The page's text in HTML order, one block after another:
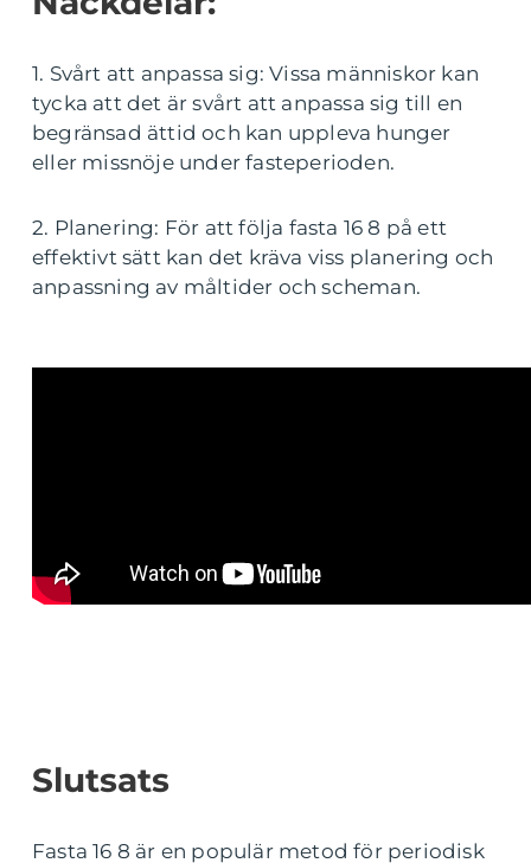
1. Svårt att anpassa sig: Vissa människor kan
tycka att det är svårt att anpassa sig till en
begränsad ättid och kan uppleva hunger
eller missnöje under fasteperioden.
2. Planering: För att följa fasta 16 8 på ett
effektivt sätt kan det kräva viss planering och
anpassning av måltider och scheman.
Slutsats
Fasta 16 8 är en populär metod för periodisk